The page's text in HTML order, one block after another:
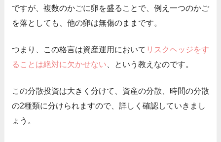
ですが、複数のかごに卵を盛ることで、例え一つのかご
を落としても、他の卵は無傷のままです。
つまり、この格言は資産運用において リスクヘッジをす
ることは絶対に欠かせない 、という教えなのです。
この分散投資は大きく分けて、資産の分散、時間の分散
の2種類に分けられますので、詳しく確認していきまし
ょう。